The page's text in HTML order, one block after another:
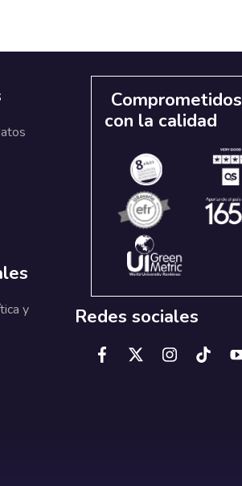
y
Comprometidos
con la calidad
Redes sociales